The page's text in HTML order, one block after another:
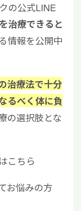
の公式LINE
治療できると
情報を公開中
治療法で十分
るべく体に負
の選択肢とな
はこちら
お悩みの方